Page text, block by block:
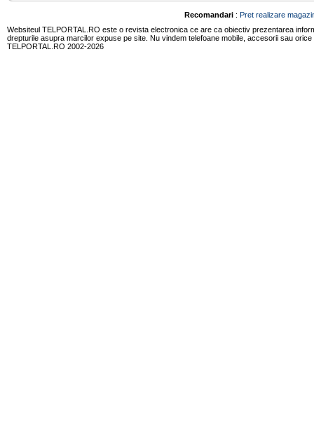
Recomandari : Pret realizare
Websiteul TELPORTAL.RO este o revista electronica ce are ca obiectiv prezentarea
drepturile asupra marcilor expuse pe site. Nu vindem telefoane mobile, accesorii sau
TELPORTAL.RO 2002-2026